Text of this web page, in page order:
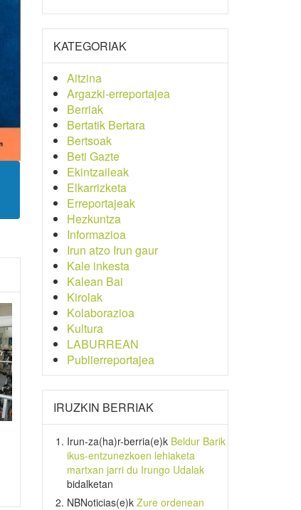
KATEGORIAK
Aitzina
Argazki-erreportajea
Berriak
Bertatik Bertara
Bertsoak
Beti Gazte
Ekintzaileak
Elkarrizketa
Erreportajeak
Hezkuntza
Informazioa
Irun atzo Irun gaur
Kale inkesta
Kalean Bai
Kirolak
Kolaborazioa
Kultura
LABURREAN
Publierreportajea
IRUZKIN BERRIAK
Irun-za(ha)r-berria(e)k Beldur Barik
ikus-entzunezkoen lehiaketa
martxan jarri du Irungo Udalak
bidalketan
NBNoticias(e)k Zure ordenean